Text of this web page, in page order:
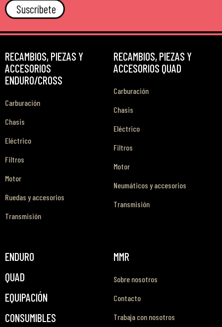
Suscríbete
RECAMBIOS, PIEZAS Y
ACCESORIOS
ENDURO/CROSS
Carburación
Chasis
Eléctrico
Filtros
Motor
Ruedas y accesorios
Transmisión
RECAMBIOS, PIEZAS Y
ACCESORIOS QUAD
Carburación
Chasis
Eléctrico
Filtros
Motor
Neumáticos y accesorios
Transmisión
ENDURO
QUAD
EQUIPACIÓN
CONSUMIBLES
MMR
Sobre nosotros
Contacto
Trabaja con nosotros